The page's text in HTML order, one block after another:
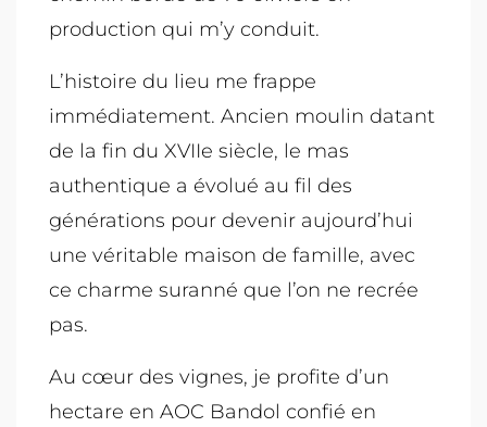
production qui m’y conduit.
L’histoire du lieu me frappe
immédiatement. Ancien moulin datant
de la fin du XVIIe siècle, le mas
authentique a évolué au fil des
générations pour devenir aujourd’hui
une véritable maison de famille, avec
ce charme suranné que l’on ne recrée
pas.
Au cœur des vignes, je profite d’un
hectare en AOC Bandol confié en